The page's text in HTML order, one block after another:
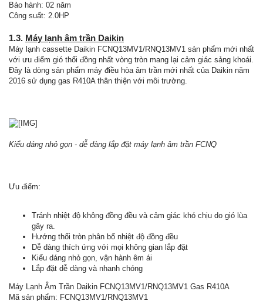
Bảo hành: 02 năm
Công suất: 2.0HP
1.3. Máy lạnh âm trần Daikin
Máy lạnh cassette Daikin FCNQ13MV1/RNQ13MV1 sản phẩm mới nhất
với ưu điểm gió thổi đồng nhất vòng tròn mang lại cảm giác sảng khoái.
Đây là dòng sản phẩm máy điều hòa âm trần mới nhất của Daikin năm
2016 sử dụng gas R410A thân thiện với môi trường.
Kiểu dáng nhỏ gọn - dễ dàng lắp đặt máy lạnh âm trần FCNQ
Ưu điểm:
Tránh nhiệt độ không đồng đều và cảm giác khó chịu do gió lùa
gây ra.
Hướng thổi tròn phân bổ nhiệt độ đồng đều
Dễ dàng thích ứng với mọi không gian lắp đặt
Kiểu dáng nhỏ gọn, vận hành êm ái
Lắp đặt dễ dàng và nhanh chóng
Máy Lạnh Âm Trần Daikin FCNQ13MV1/RNQ13MV1 Gas R410A
Mã sản phẩm: FCNQ13MV1/RNQ13MV1